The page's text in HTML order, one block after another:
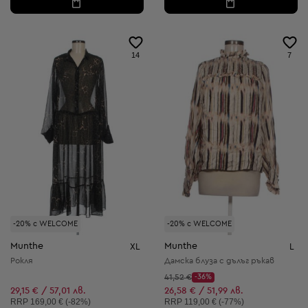
-20% с WELCOME
14
Munthe XL
Рокля
29,15 € / 57,01 лв.
Препоръчителна цена:
RRP 169,00 € (-82%)
-20% с WELCOME
7
Munthe
Дамска блуза с дълъг ръкав
Начална цена:
41,52 €
Discount Price:
-36%
Намалена цена:
26,58 € / 51,99 лв.
Препоръчителна цена:
RRP 119,00 € (-77%)